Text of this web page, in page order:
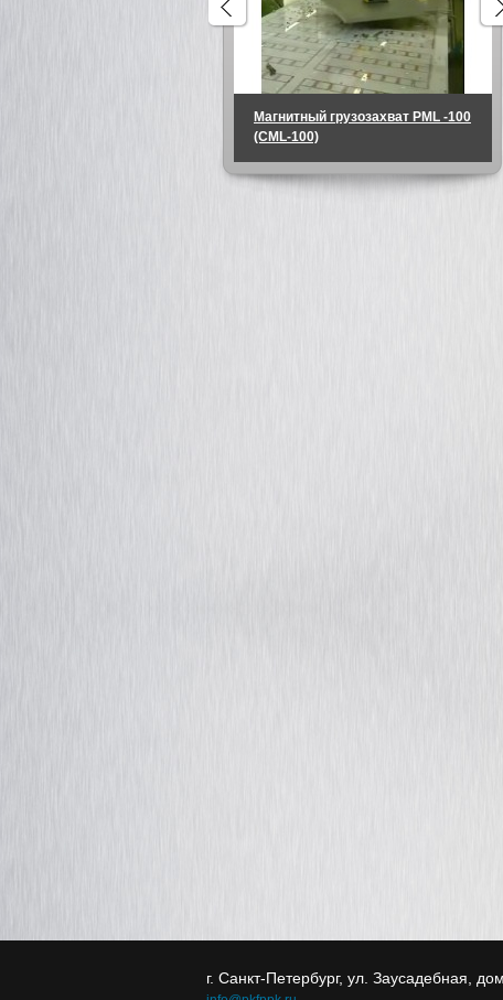
Магнитный грузозахват PML -100
(CML-100)
г. Санкт-Петербург, ул. Заусадебная,